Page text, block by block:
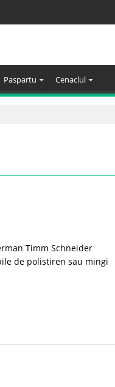
Paspartu Cenaclul
Timm Schneider
de polistiren sau mingi